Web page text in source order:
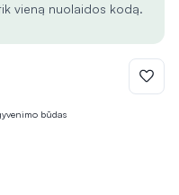
būdas
vieną nuolaidos kodą.